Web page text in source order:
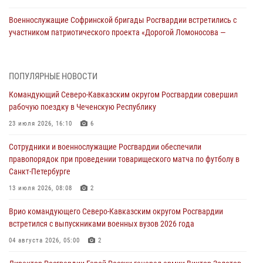
Военнослужащие Софринской бригады Росгвардии встретились с
участником патриотического проекта «Дорогой Ломоносова —
настольному теннису ко Дню физкультурника
08 августа 2026, 07:00
Кузбассе
08 августа 2026, 07:00
ОМОН «Ойрат» Управления Росгвардии по Республике Калмыкия
08 августа 2026, 07:00
В Москве росгвардейцы оказали помощь медикам и девушке с
ПОПУЛЯРНЫЕ НОВОСТИ
Командующий Северо-Кавказским округом Росгвардии совершил
рабочую поездку в Чеченскую Республику
23 июля 2026, 16:10 6
Сотрудники и военнослужащие Росгвардии обеспечили
правопорядок при проведении товарищеского матча по футболу в
Санкт-Петербурге
13 июля 2026, 08:08 2
Врио командующего Северо-Кавказским округом Росгвардии
встретился с выпускниками военных вузов 2026 года
04 августа 2026, 05:00 2